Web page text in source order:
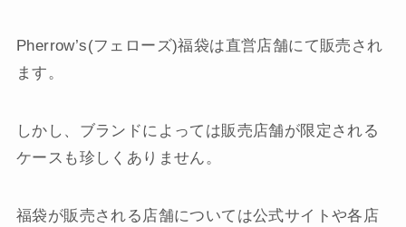
Pherrow’s(フェローズ)福袋は直営店舗にて販売され
ます。
しかし、ブランドによっては販売店舗が限定される
ケースも珍しくありません。
福袋が販売される店舗については公式サイトや各店